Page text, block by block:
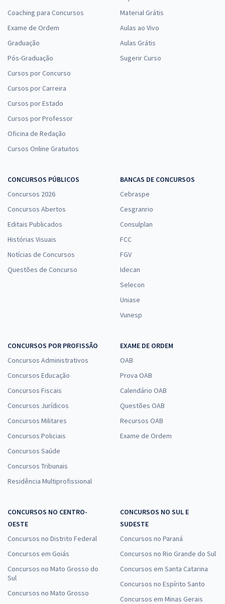
Coaching para Concursos
Exame de Ordem
Graduação
Pós-Graduação
Cursos por Concurso
Cursos por Carreira
Cursos por Estado
Cursos por Professor
Oficina de Redação
Cursos Online Gratuitos
Material Grátis
Aulas ao Vivo
Aulas Grátis
Sugerir Curso
CONCURSOS PÚBLICOS
Concursos 2026
Concursos Abertos
Editais Publicados
Histórias Visuais
Notícias de Concursos
Questões de Concurso
BANCAS DE CONCURSOS
Cebraspe
Cesgranrio
Consulplan
FCC
FGV
Idecan
Selecon
Uniase
Vunesp
CONCURSOS POR PROFISSÃO
Concursos Administrativos
Concursos Educação
Concursos Fiscais
Concursos Jurídicos
Concursos Militares
Concursos Policiais
Concursos Saúde
Concursos Tribunais
Residência Multiprofissional
EXAME DE ORDEM
OAB
Prova OAB
Calendário OAB
Questões OAB
Recursos OAB
Exame de Ordem
CONCURSOS NO CENTRO-
OESTE
Concursos no Distrito Federal
Concursos em Goiás
Concursos no Mato Grosso do
Sul
Concursos no Mato Grosso
CONCURSOS NO SUL E
SUDESTE
Concursos no Paraná
Concursos no Rio Grande do Sul
Concursos em Santa Catarina
Concursos no Espírito Santo
Concursos em Minas Gerais